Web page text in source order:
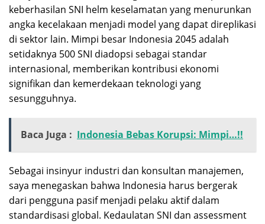
keberhasilan SNI helm keselamatan yang menurunkan
angka kecelakaan menjadi model yang dapat direplikasi
di sektor lain. Mimpi besar Indonesia 2045 adalah
setidaknya 500 SNI diadopsi sebagai standar
internasional, memberikan kontribusi ekonomi
signifikan dan kemerdekaan teknologi yang
sesungguhnya.
Baca Juga : Indonesia Bebas Korupsi: Mimpi…!!
Sebagai insinyur industri dan konsultan manajemen,
saya menegaskan bahwa Indonesia harus bergerak
dari pengguna pasif menjadi pelaku aktif dalam
standardisasi global. Kedaulatan SNI dan assessment